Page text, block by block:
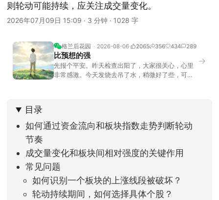
则轮动可能持续，应关注成交量变化。
2026年07月09日 15:09 · 3 分钟 · 1028 字
格兰后花园 2026-08-06 2065 356 434 289
比预想的强
先报个平安。昨天检查出阳了，大家很关心，心里
非常感激。今天发烧去吊了水，稍微好了些，可没
去相差不大，但细看下来，跌幅超过3%的只有不到
→
目录
如何通过资金流向和板块指数走势判断轮动
节奏
成交量变化和板块间相对强度的关键作用
常见问题
如何识别一个板块的上涨线段被破坏？
轮动持续期间，如何选择具体个股？